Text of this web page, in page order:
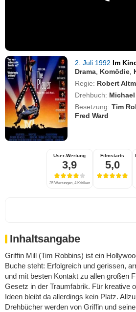
2. Juli 1992 Im
Drama Komödie
Regie: Robert
Drehbuch:
Besetzung: Tim
Fred Ward
User-Wertung
3,9
35 Wertungen, 4 Kritiken
Filmstarts
5,0
Inhaltsangabe
Griffin Mill (Tim Robbins) ist ein
Buche steht: Erfolgreich und gerissen,
und mit besten Kontakt zu allen großen
Gesetz in der Traumfabrik. Für kreative
Ideen bleibt da allerdings kein Platz.
Drehbücher werden von Griffin und